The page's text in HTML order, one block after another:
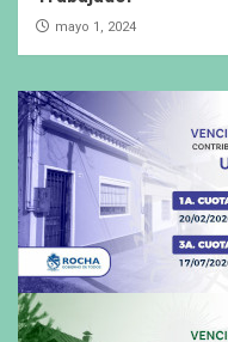
mayo 1, 2024